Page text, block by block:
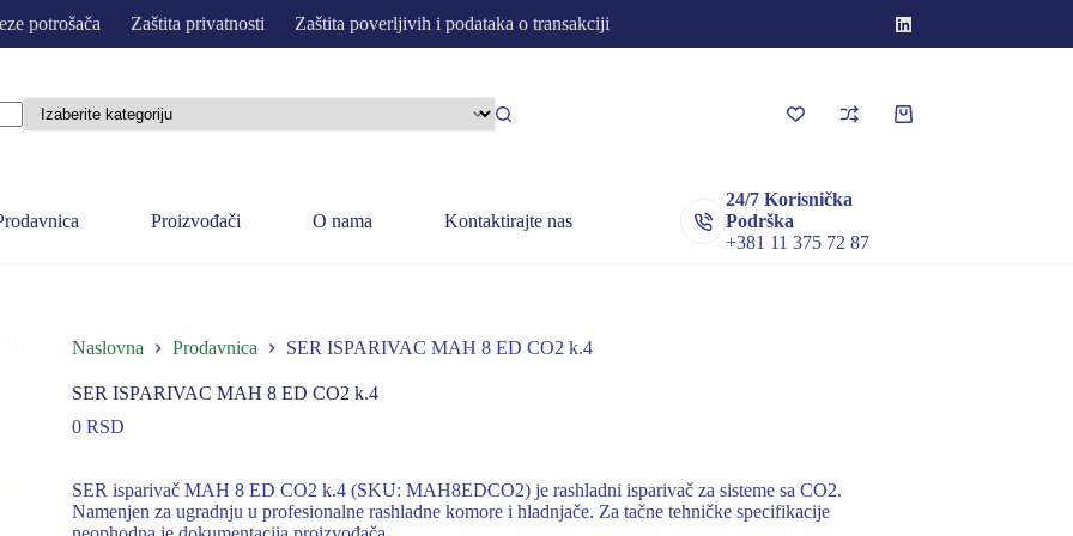
potrošača Zaštita privatnosti Zaštita poverljivih i podataka o transakciji
Korpa
Proizvođači O nama Kontaktirajte nas
24/7 Korisnička
Podrška
+381 11 375 72 87
Naslovna Prodavnica SER ISPARIVAC MAH 8 ED CO2 k.4
SER ISPARIVAC MAH 8 ED CO2 k.4
0 RSD
SER isparivač MAH 8 ED CO2 k.4 (SKU: MAH8EDCO2) je rashladni isparivač za sisteme sa CO2.
Namenjen za ugradnju u profesionalne rashladne komore i hladnjače. Za tačne tehničke specifikacije